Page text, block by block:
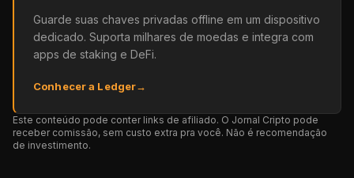
Guarde suas chaves privadas offline em um dispositivo
dedicado. Suporta milhares de moedas e integra com
apps de staking e DeFi.
Conhecer a Ledger→
Este conteúdo pode conter links de afiliado. O Jornal Cripto pode
receber comissão, sem custo extra pra você. Não é recomendação
de investimento.